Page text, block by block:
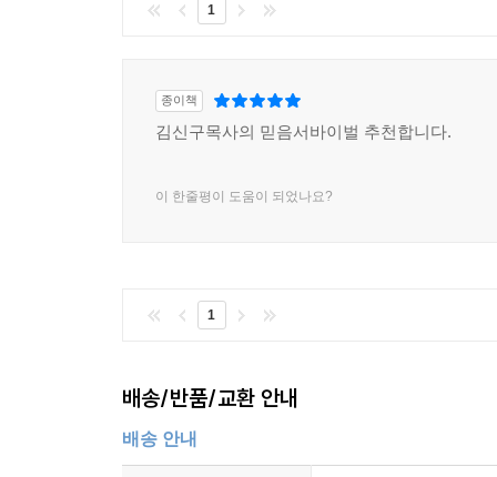
1
종이책
김신구목사의 믿음서바이벌 추천합니다.
이 한줄평이 도움이 되었나요?
1
배송/반품/교환 안내
배송 안내